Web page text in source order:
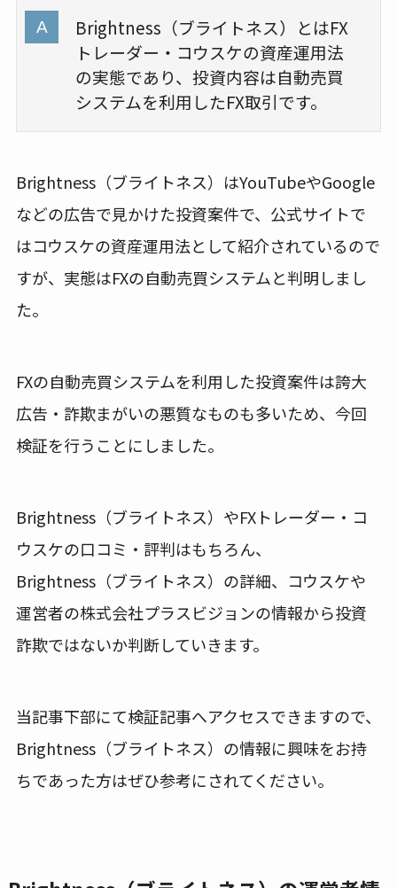
Brightness（ブライトネス）とはFX
トレーダー・コウスケの資産運用法
の実態であり、投資内容は自動売買
システムを利用したFX取引です。
Brightness（ブライトネス）はYouTubeやGoogle
などの広告で見かけた投資案件で、公式サイトで
はコウスケの資産運用法として紹介されているので
すが、実態はFXの自動売買システムと判明しまし
た。
FXの自動売買システムを利用した投資案件は誇大
広告・詐欺まがいの悪質なものも多いため、今回
検証を行うことにしました。
Brightness（ブライトネス）やFXトレーダー・コ
ウスケの口コミ・評判はもちろん、
Brightness（ブライトネス）の詳細、コウスケや
運営者の株式会社プラスビジョンの情報から投資
詐欺ではないか判断していきます。
当記事下部にて検証記事へアクセスできますので、
Brightness（ブライトネス）の情報に興味をお持
ちであった方はぜひ参考にされてください。